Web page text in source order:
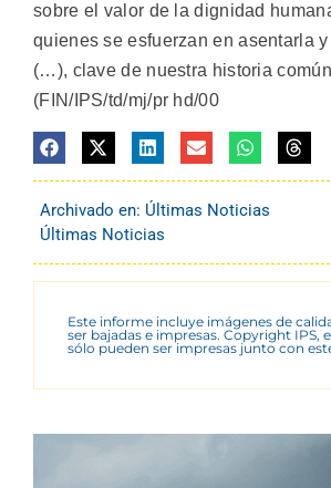
sobre el valor de la dignidad
quienes se esfuerzan en asentarla
(…), clave de nuestra historia
(FIN/IPS/td/mj/pr hd/00
Archivado en: Últimas Noticias
Últimas Noticias
Este informe incluye imágenes de
ser bajadas e impresas. Copyright IPS,
sólo pueden ser impresas junto con